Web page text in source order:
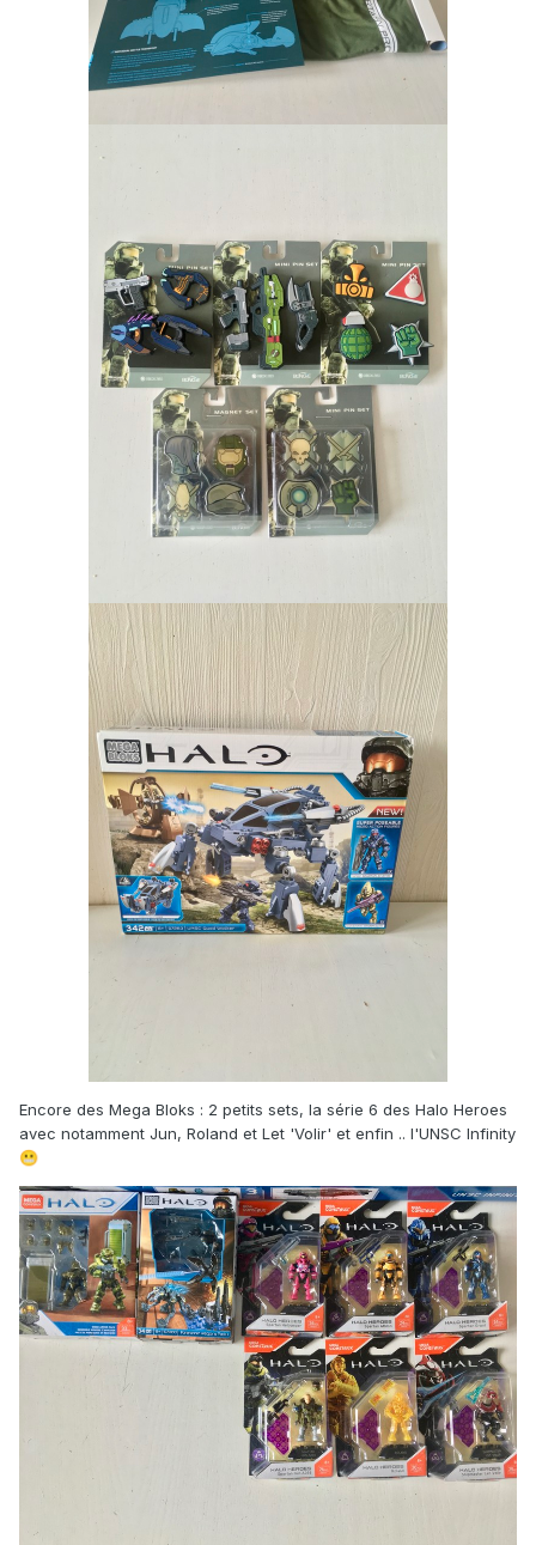
Encore des Mega Bloks : 2 petits sets, la série 6 des Halo Heroes
avec notamment Jun, Roland et Let 'Volir' et enfin .. l'UNSC Infinity
😬